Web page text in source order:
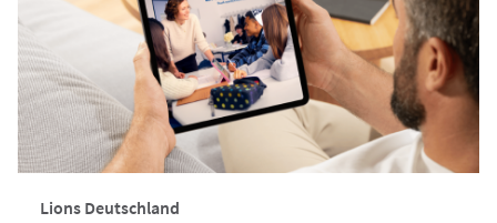
Lions Deutschland